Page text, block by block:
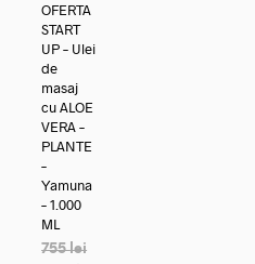
OFERTA
START
UP – Ulei
de
masaj
cu ALOE
VERA –
PLANTE
–
Yamuna
– 1.000
ML
755lei